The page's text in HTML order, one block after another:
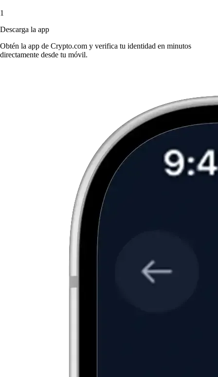
1
Descarga la app
Obtén la app de Crypto.com y verifica tu identidad en minutos
directamente desde tu móvil.